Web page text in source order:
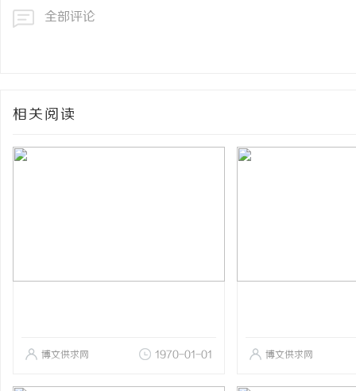
全部评论
相关阅读
博文供求网 1970-01-01 博文供求网